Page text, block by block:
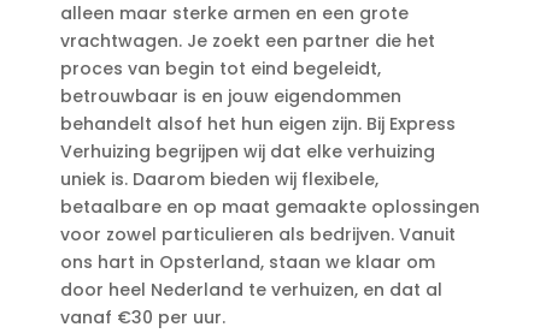
alleen maar sterke armen en een grote
vrachtwagen.​ Je zoekt een partner die het
proces van begin tot eind begeleidt,
betrouwbaar is en jouw eigendommen
behandelt alsof het hun eigen zijn.​ Bij Express
Verhuizing begrijpen wij dat elke verhuizing
uniek is.​ Daarom bieden wij flexibele,
betaalbare en op maat gemaakte oplossingen
voor zowel particulieren als bedrijven.​ Vanuit
ons hart in Opsterland, staan we klaar om
door heel Nederland te verhuizen, en dat al
vanaf €30 per uur.​